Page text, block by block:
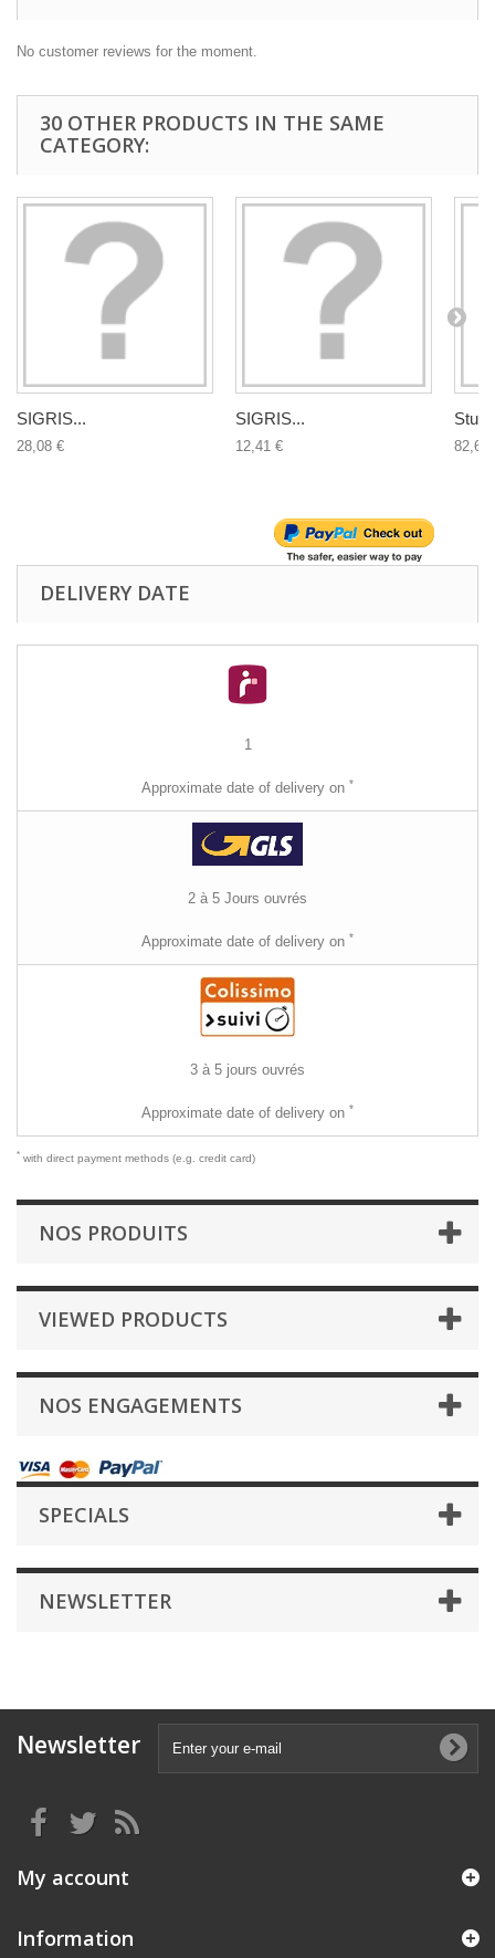
No customer reviews for the moment.
30 OTHER PRODUCTS IN THE SAME
CATEGORY:
SIGRIS...
28,08 €
SIGRIS...
12,41 € 82,63
DELIVERY DATE
1
Approximate date of delivery on *
2 à 5 Jours ouvrés
Approximate date of delivery on *
3 à 5 jours ouvrés
Approximate date of delivery on *
* with direct payment methods (e.g. credit card)
NOS PRODUITS
VIEWED PRODUCTS
NOS ENGAGEMENTS
SPECIALS
NEWSLETTER
Newsletter
My account
Information